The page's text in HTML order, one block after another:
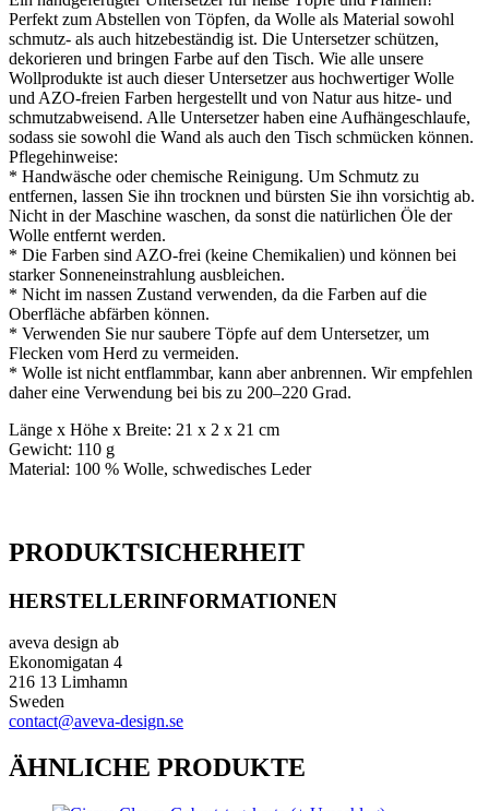
Perfekt zum Abstellen von Töpfen, da Wolle als Material sowohl
schmutz- als auch hitzebeständig ist. Die Untersetzer schützen,
dekorieren und bringen Farbe auf den Tisch. Wie alle unsere
Wollprodukte ist auch dieser Untersetzer aus hochwertiger Wolle
und AZO-freien Farben hergestellt und von Natur aus hitze- und
schmutzabweisend. Alle Untersetzer haben eine Aufhängeschlaufe,
sodass sie sowohl die Wand als auch den Tisch schmücken können.
Pflegehinweise:
* Handwäsche oder chemische Reinigung. Um Schmutz zu
entfernen, lassen Sie ihn trocknen und bürsten Sie ihn vorsichtig ab.
Nicht in der Maschine waschen, da sonst die natürlichen Öle der
Wolle entfernt werden.
* Die Farben sind AZO-frei (keine Chemikalien) und können bei
starker Sonneneinstrahlung ausbleichen.
* Nicht im nassen Zustand verwenden, da die Farben auf die
Oberfläche abfärben können.
* Verwenden Sie nur saubere Töpfe auf dem Untersetzer, um
Flecken vom Herd zu vermeiden.
* Wolle ist nicht entflammbar, kann aber anbrennen. Wir empfehlen
daher eine Verwendung bei bis zu 200–220 Grad.
Länge x Höhe x Breite: 21 x 2 x 21 cm
Gewicht: 110 g
Material: 100 % Wolle, schwedisches Leder
PRODUKTSICHERHEIT
HERSTELLERINFORMATIONEN
aveva design ab
Ekonomigatan 4
216 13 Limhamn
Sweden
contact@aveva-design.se
ÄHNLICHE PRODUKTE